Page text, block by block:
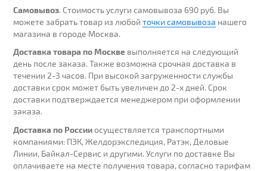
Самовывоз. Стоимость услуги самовывоза 690 руб. Вы
можете забрать товар из любойточки самовывоза нашего
магазина в городе Москва.
Доставка товара по Москве выполняется на следующий
день после заказа. Также возможна срочная доставка в
течении 2-3 часов. При высокой загруженности службы
доставки срок может быть увеличен до 2-х дней. Cрок
доставки подтверждается менеджером при оформлении
заказа.
Доставка по Россииосуществляется транспортными
компаниями: ПЭК, Желдорэкспедиция, Ратэк, Деловые
Линии, Байкал-Сервис и другими. Услуги по доставке Вы
оплачиваете на месте получения товара, согласно тарифам